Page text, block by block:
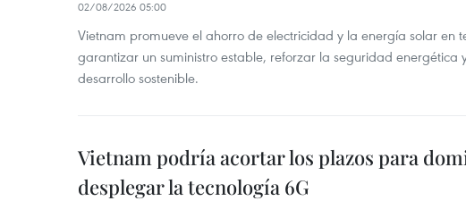
02/08/2026 05:00
Vietnam promueve el ahorro de electricidad y la energía solar en
garantizar un suministro estable, reforzar la seguridad energética
desarrollo sostenible.
Vietnam podría acortar los plazos para
desplegar la tecnología 6G